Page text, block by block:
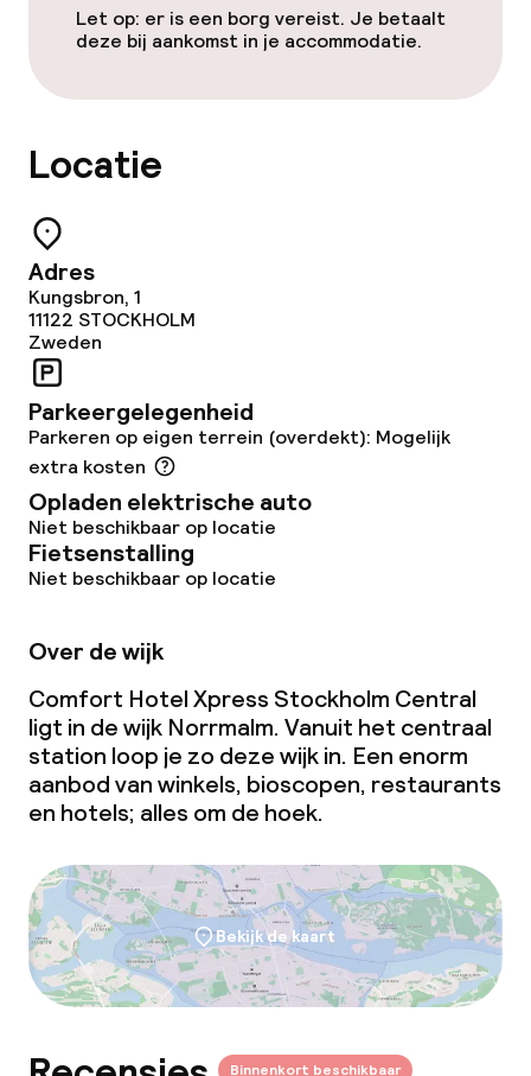
Beleid
Borg bij aankomst
Overal rookvrij
Let op: er is een borg vereist. Je betaalt
deze bij aankomst in je accommodatie.
Locatie
Adres
Kungsbron, 1
11122 STOCKHOLM
Zweden
Parkeergelegenheid
Parkeren op eigen terrein (overdekt): Mogelijk
extra kosten
Opladen elektrische auto
Niet beschikbaar op locatie
Fietsenstalling
Niet beschikbaar op locatie
Over de wijk
Comfort Hotel Xpress Stockholm Central
ligt in de wijk Norrmalm. Vanuit het centraal
station loop je zo deze wijk in. Een enorm
aanbod van winkels, bioscopen, restaurants
en hotels; alles om de hoek.
Bekijk de kaart
Binnenkort beschikbaar